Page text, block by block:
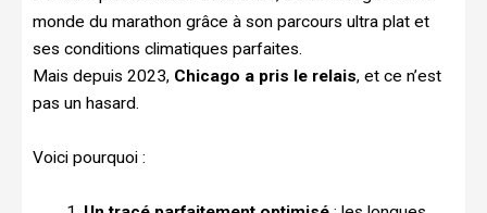
monde du marathon grâce à son parcours ultra plat et
ses conditions climatiques parfaites.
Mais depuis 2023, Chicago a pris le relais, et ce n’est
pas un hasard.
Voici pourquoi :